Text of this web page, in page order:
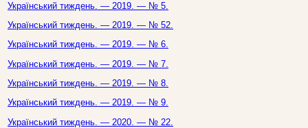
Український тиждень. — 2019. — № 5.
Український тиждень. — 2019. — № 52.
Український тиждень. — 2019. — № 6.
Український тиждень. — 2019. — № 7.
Український тиждень. — 2019. — № 8.
Український тиждень. — 2019. — № 9.
Український тиждень. — 2020. — № 22.